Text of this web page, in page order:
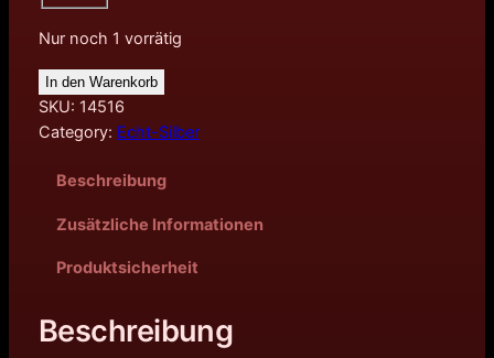
Nur noch 1 vorrätig
In den Warenkorb
SKU: 14516
Category: Echt-Silber
Beschreibung
Zusätzliche Informationen
Produktsicherheit
Beschreibung